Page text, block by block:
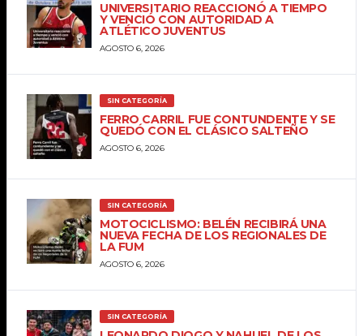
UNIVERSITARIO REACCIONÓ A TIEMPO
Y VENCIÓ CON AUTORIDAD A
ATLÉTICO JUVENTUS
AGOSTO 6, 2026
SIN CATEGORÍA
FERRO CARRIL FUE CONTUNDENTE Y SE
QUEDÓ CON EL CLÁSICO SALTEÑO
AGOSTO 6, 2026
SIN CATEGORÍA
MOTOCICLISMO: BELÉN RECIBIRÁ UNA
NUEVA FECHA DE LOS REGIONALES DE
LA FUM
AGOSTO 6, 2026
SIN CATEGORÍA